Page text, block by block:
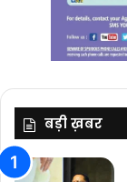
बड़ी ख़बर